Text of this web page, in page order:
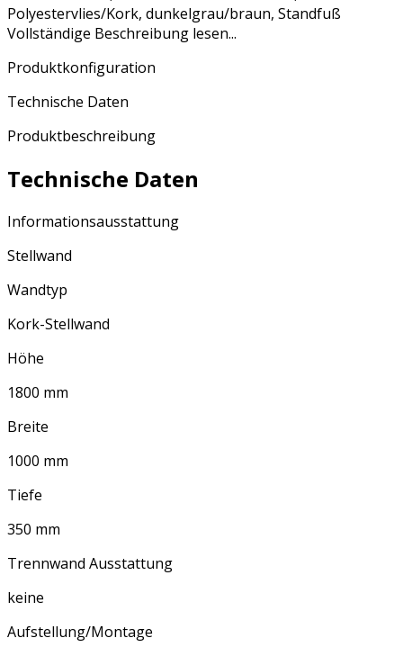
Polyestervlies/Kork, dunkelgrau/braun, Standfuß
Vollständige Beschreibung lesen...
Produktkonfiguration
Technische Daten
Produktbeschreibung
Technische Daten
Informationsausstattung
Stellwand
Wandtyp
Kork-Stellwand
Höhe
1800 mm
Breite
1000 mm
Tiefe
350 mm
Trennwand Ausstattung
keine
Aufstellung/Montage